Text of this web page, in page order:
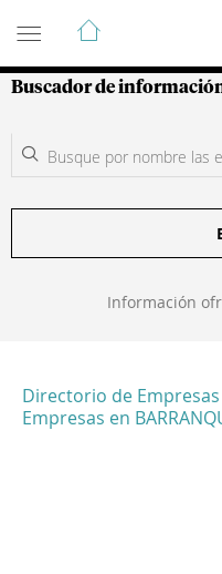
Guía de
Buscador de
Información
Directorio de Empresas
Empresas en